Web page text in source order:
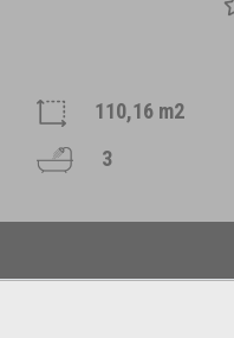
110,16 m2
3